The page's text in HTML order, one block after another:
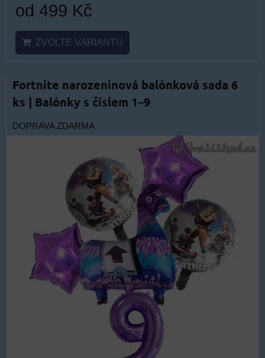
od 499 Kč
ZVOLTE VARIANTU
Fortnite narozeninová balónková sada 6
ks | Balónky s číslem 1–9
DOPRAVA ZDARMA